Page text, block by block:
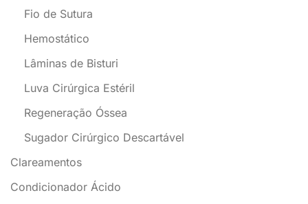
Fio de Sutura
Hemostático
Lâminas de Bisturi
Luva Cirúrgica Estéril
Regeneração Óssea
Sugador Cirúrgico Descartável
Clareamentos
Condicionador Ácido